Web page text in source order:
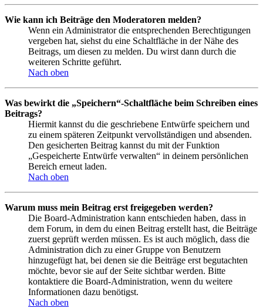
Wie kann ich Beiträge den Moderatoren melden?
Wenn ein Administrator die entsprechenden Berechtigungen
vergeben hat, siehst du eine Schaltfläche in der Nähe des
Beitrags, um diesen zu melden. Du wirst dann durch die
weiteren Schritte geführt.
Nach oben
Was bewirkt die „Speichern“-Schaltfläche beim Schreiben eines
Beitrags?
Hiermit kannst du die geschriebene Entwürfe speichern und
zu einem späteren Zeitpunkt vervollständigen und absenden.
Den gesicherten Beitrag kannst du mit der Funktion
„Gespeicherte Entwürfe verwalten“ in deinem persönlichen
Bereich erneut laden.
Nach oben
Warum muss mein Beitrag erst freigegeben werden?
Die Board-Administration kann entschieden haben, dass in
dem Forum, in dem du einen Beitrag erstellt hast, die Beiträge
zuerst geprüft werden müssen. Es ist auch möglich, dass die
Administration dich zu einer Gruppe von Benutzern
hinzugefügt hat, bei denen sie die Beiträge erst begutachten
möchte, bevor sie auf der Seite sichtbar werden. Bitte
kontaktiere die Board-Administration, wenn du weitere
Informationen dazu benötigst.
Nach oben